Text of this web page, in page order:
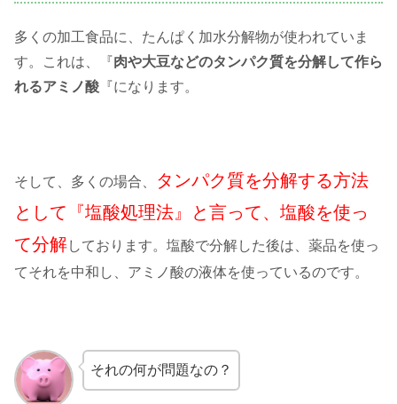
多くの加工食品に、たんぱく加水分解物が使われていま
す。これは、『肉や大豆などのタンパク質を分解して作ら
れるアミノ酸 『になります。
そして、多くの場合、
タンパク質を分解する方法
として『塩酸処理法』と言って、塩酸を使っ
て分解しております。塩酸で分解した後は、薬品を使っ
てそれを中和し、アミノ酸の液体を使っているのです。
それの何が問題なの？